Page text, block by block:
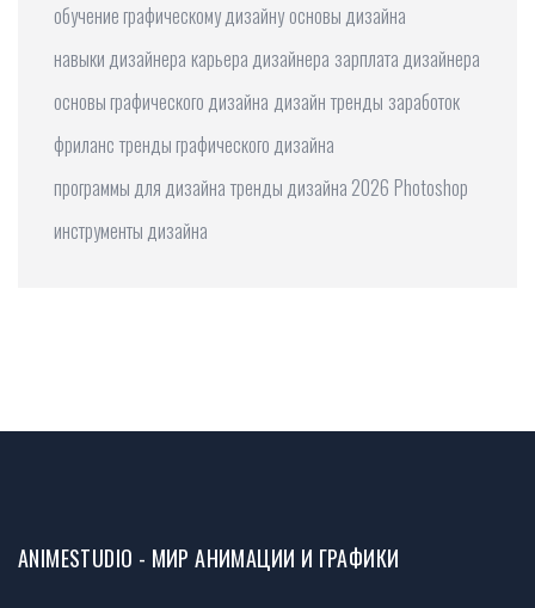
обучение графическому дизайну основы дизайна
навыки дизайнера карьера дизайнера зарплата дизайнера
основы графического дизайна дизайн тренды заработок
фриланс тренды графического дизайна
программы для дизайна тренды дизайна 2026 Photoshop
инструменты дизайна
ANIMESTUDIO - МИР АНИМАЦИИ И ГРАФИКИ